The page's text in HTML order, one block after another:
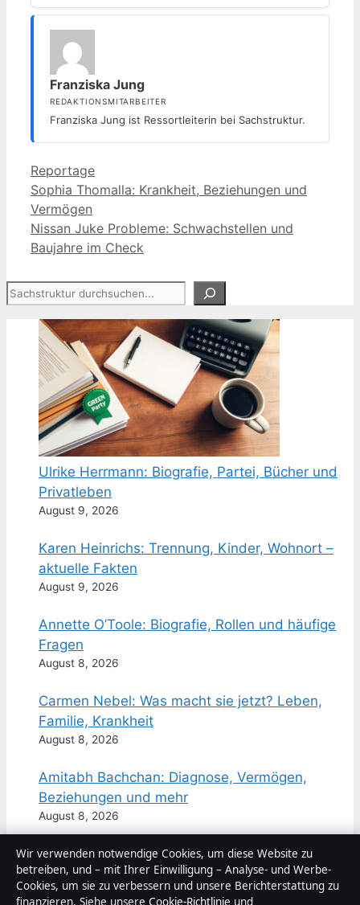
Franziska Jung
REDAKTIONSMITARBEITER
Franziska Jung ist Ressortleiterin bei Sachstruktur.
Kategorien
Reportage
Sophia Thomalla: Krankheit, Beziehungen und
Vermögen
Nissan Juke Probleme: Schwachstellen und
Baujahre im Check
Suchen
Ulrike Herrmann: Biografie, Partei, Bücher und
Privatleben
August 9, 2026
Karen Heinrichs: Trennung, Kinder, Wohnort –
aktuelle Fakten
August 9, 2026
Annette O’Toole: Biografie, Rollen und häufige
Fragen
August 8, 2026
Carmen Nebel: Was macht sie jetzt? Leben,
Familie, Krankheit
August 8, 2026
Amitabh Bachchan: Diagnose, Vermögen,
Beziehungen und mehr
August 8, 2026
Rachel Ward heute: Warum sie Hollywood den
Rücken kehrte
August 8, 2026
Wir verwenden notwendige Cookies, um diese Website zu
betreiben, und – mit Ihrer Einwilligung – Analyse- und Werbe-
Cookies, um sie zu verbessern und unsere Berichterstattung zu
finanzieren. Siehe unsere Cookie-Richtlinie und